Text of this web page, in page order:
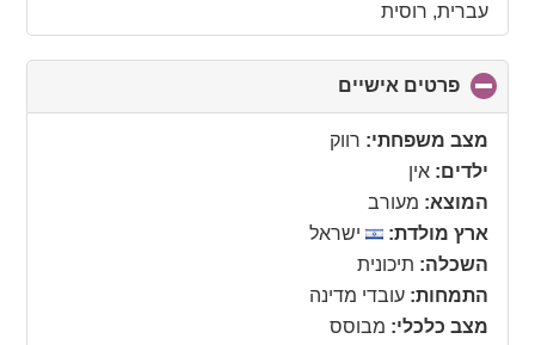
עברית, רוסית
פרטים אישיים
to
collapse
contents
מצב משפחתי: רווק
ילדים: אין
המוצא: מעורב
ארץ מולדת:
ישראל
השכלה: תיכונית
התמחות: עובדי מדינה
מצב כלכלי: מבוסס